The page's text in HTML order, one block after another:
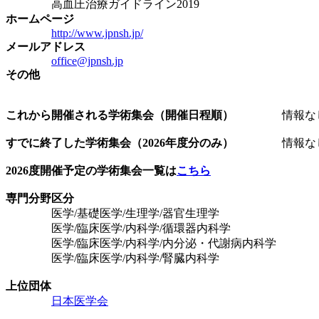
高血圧治療ガイドライン2019
ホームページ
http://www.jpnsh.jp/
メールアドレス
office@jpnsh.jp
その他
これから開催される学術集会（開催日程順） 情報な
すでに終了した学術集会（2026年度分のみ） 情報な
2026度開催予定の学術集会一覧はこちら
専門分野区分
医学/基礎医学/生理学/器官生理学
医学/臨床医学/内科学/循環器内科学
医学/臨床医学/内科学/内分泌・代謝病内科学
医学/臨床医学/内科学/腎臓内科学
上位団体
日本医学会